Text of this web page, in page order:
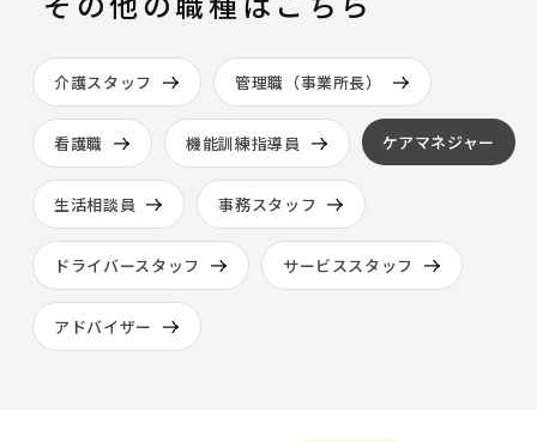
介護スタッフ 管理職（事業所長）
看護職 機能訓練指導員 ケアマネジャー
生活相談員 事務スタッフ
ドライバースタッフ サービススタッフ
アドバイザー